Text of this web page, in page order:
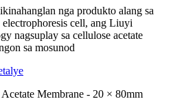
nga produkto alang sa
cell, ang Liuyi
nagsuplay sa cellulose acetate
sa mosunod